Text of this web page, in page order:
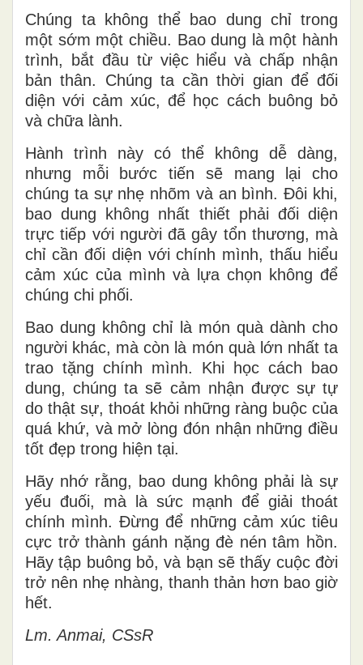
Chúng ta không thể bao dung chỉ trong
một sớm một chiều. Bao dung là một hành
trình, bắt đầu từ việc hiểu và chấp nhận
bản thân. Chúng ta cần thời gian để đối
diện với cảm xúc, để học cách buông bỏ
và chữa lành.
Hành trình này có thể không dễ dàng,
nhưng mỗi bước tiến sẽ mang lại cho
chúng ta sự nhẹ nhõm và an bình. Đôi khi,
bao dung không nhất thiết phải đối diện
trực tiếp với người đã gây tổn thương, mà
chỉ cần đối diện với chính mình, thấu hiểu
cảm xúc của mình và lựa chọn không để
chúng chi phối.
Bao dung không chỉ là món quà dành cho
người khác, mà còn là món quà lớn nhất ta
trao tặng chính mình. Khi học cách bao
dung, chúng ta sẽ cảm nhận được sự tự
do thật sự, thoát khỏi những ràng buộc của
quá khứ, và mở lòng đón nhận những điều
tốt đẹp trong hiện tại.
Hãy nhớ rằng, bao dung không phải là sự
yếu đuối, mà là sức mạnh để giải thoát
chính mình. Đừng để những cảm xúc tiêu
cực trở thành gánh nặng đè nén tâm hồn.
Hãy tập buông bỏ, và bạn sẽ thấy cuộc đời
trở nên nhẹ nhàng, thanh thản hơn bao giờ
hết.
Lm. Anmai, CSsR